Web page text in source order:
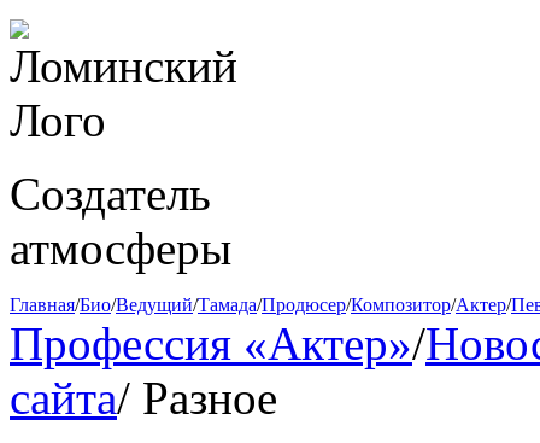
Создатель
атмосферы
Главная/Био/Ведущий/Тамада/Продюсер/Композитор/Актер/
Профессия «Актер»/
сайта/ Разное